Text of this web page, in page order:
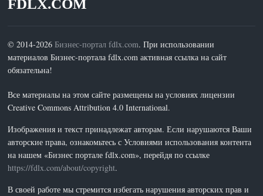
FDLX.COM
© 2014-2026Бизнес-портал fdlx.com. При использовании
материалов Бизнес-портала fdlx.com активная ссылка на сайт
обязательна!
Все материалы на этом сайте размещены на условиях лицензии
Creative Commons Attribution 4.0 International.
Изображения и текст принадлежат авторам. Если нарушаются Ваши
авторские права, ознакомьтесь с Условиями использования контента
на нашем «Бизнес портале fdlx.com», перейдя по ссылке
https://fdlx.com/about/copyright.
В своей работе мы стремится избегать нарушения авторских прав и